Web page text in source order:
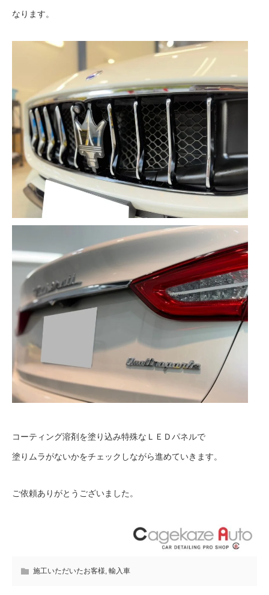
なります。
コーティング溶剤を塗り込み特殊なＬＥＤパネルで
塗りムラがないかをチェックしながら進めていきます。
ご依頼ありがとうございました。
施工いただいたお客様, 輸入車